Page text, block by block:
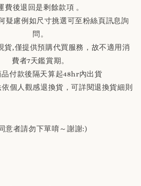
費後退回是剩餘款項 。
疑慮例如尺寸挑選可至粉絲頁訊息詢
問。
貨,僅提供預購代買服務，故不適用消
費者7天鑑賞期。
品付款後隔天算起48hr內出貨
個人觀感退換貨，可詳閱退換貨細則
意者請勿下單唷～謝謝:)